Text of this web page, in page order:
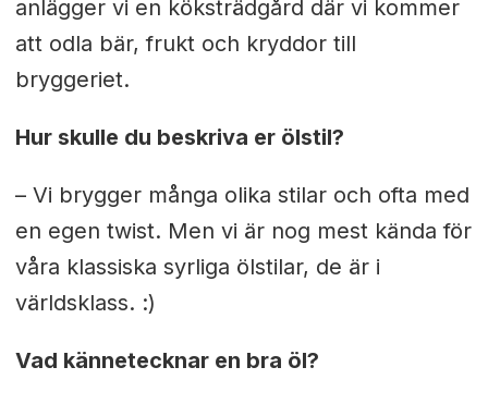
anlägger vi en köksträdgård där vi kommer
att odla bär, frukt och kryddor till
bryggeriet.
Hur skulle du beskriva er ölstil?
– Vi brygger många olika stilar och ofta med
en egen twist. Men vi är nog mest kända för
våra klassiska syrliga ölstilar, de är i
världsklass. :)
Vad kännetecknar en bra öl?